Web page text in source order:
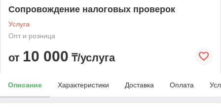
Сопровождение налоговых проверок
Услуга
Опт и розница
от 10 000 ₸/услуга
Описание Характеристики Доставка Оплата